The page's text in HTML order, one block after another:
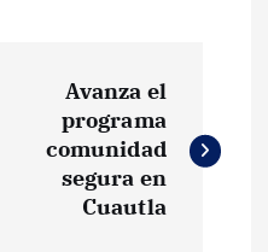
Avanza el
programa
comunidad
segura en
Cuautla